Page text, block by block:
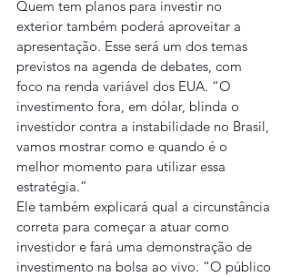
Quem tem planos para investir no
exterior também poderá aproveitar a
apresentação. Esse será um dos temas
previstos na agenda de debates, com
foco na renda variável dos EUA. “O
investimento fora, em dólar, blinda o
investidor contra a instabilidade no Brasil,
vamos mostrar como e quando é o
melhor momento para utilizar essa
estratégia.”
Ele também explicará qual a circunstância
correta para começar a atuar como
investidor e fará uma demonstração de
investimento na bolsa ao vivo. “O público